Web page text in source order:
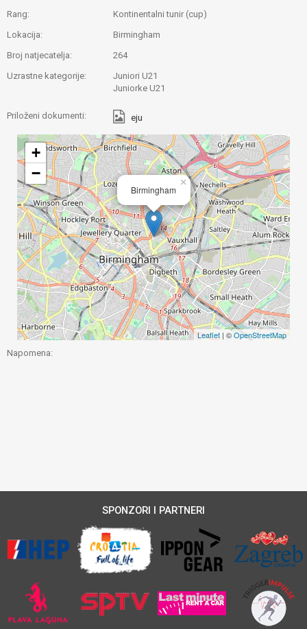
Rang:
Kontinentalni tunir (cup)
Lokacija:
Birmingham
Broj natjecatelja:
264
Uzrastne kategorije:
Juniori U21
Juniorke U21
Priloženi dokumenti: eju
Birmingham
×
+
−
Leaflet | ©OpenStreetMap
Napomena:
SPONZORI I PARTNERI